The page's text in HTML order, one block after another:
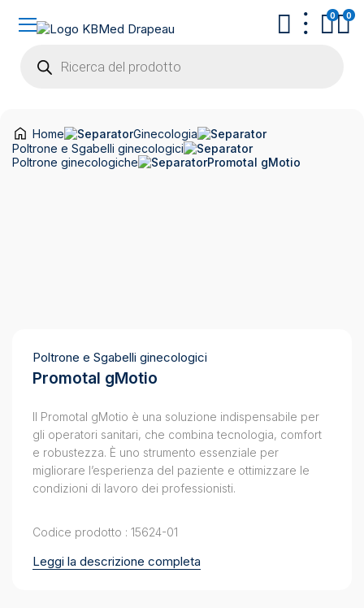
search
0 0
Home
Ginecologia
Poltrone e Sgabelli ginecologici
Poltrone ginecologiche
Promotal gMotio
Poltrone e Sgabelli ginecologici
Promotal gMotio
Il Promotal gMotio è una soluzione indispensabile per
gli operatori sanitari, che combina tecnologia, comfort
e robustezza. È uno strumento essenziale per
migliorare l’esperienza del paziente e ottimizzare le
condizioni di lavoro dei professionisti.
Codice prodotto : 15624-01
Leggi la descrizione completa